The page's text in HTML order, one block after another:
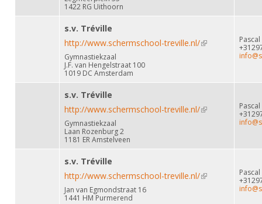
1422 RG Uithoorn
s.v. Tréville
http://www.schermschool-treville.nl/(link is external)
Gymnastiekzaal
J.F. van Hengelstraat 100
1019 DC Amsterdam
s.v. Tréville
http://www.schermschool-treville.nl/(link is external)
Gymnastiekzaal
Laan Rozenburg 2
1181 ER Amstelveen
s.v. Tréville
http://www.schermschool-treville.nl/(link is external)
Jan van Egmondstraat 16
1441 HM Purmerend